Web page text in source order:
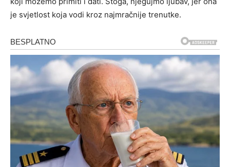
je svjetlost koja vodi kroz najmračnije trenutke.